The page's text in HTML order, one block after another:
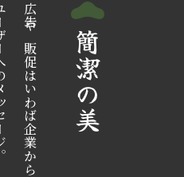
簡潔の美
広告や販促はいわば企業から
ージ。